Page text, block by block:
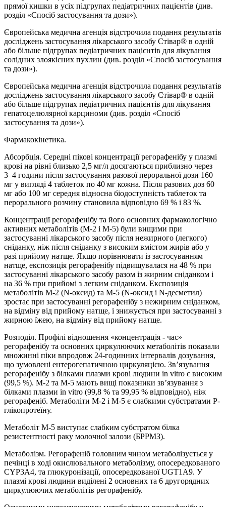
прямої кишки в усіх підгрупах педіатричних пацієнтів (див.
розділ «Спосіб застосування та дози»).
Європейська медична агенція відстрочила подання результатів
досліджень застосування лікарського засобу Стівар® в одній
або більше підгрупах педіатричних пацієнтів для лікування
солідних злоякісних пухлин (див. розділ «Спосіб застосування
та дози»).
Європейська медична агенція відстрочила подання результатів
досліджень застосування лікарського засобу Стівар® в одній
або більше підгрупах педіатричних пацієнтів для лікування
гепатоцелюлярної карциноми (див. розділ «Спосіб
застосування та дози»).
Фармакокінетика.
Абсорбція. Середні пікові концентрації регорафенібу у плазмі
крові на рівні близько 2,5 мг/л досягаються приблизно через
3–4 години після застосування разової пероральної дози 160
мг у вигляді 4 таблеток по 40 мг кожна. Після разових доз 60
мг або 100 мг середня відносна біодоступність таблеток та
перорального розчину становила відповідно 69 % і 83 %.
Концентрації регорафенібу та його основних фармакологічно
активних метаболітів (М-2 і М-5) були вищими при
застосуванні лікарського засобу після нежирного (легкого)
сніданку, ніж після сніданку з високим вмістом жирів або у
разі прийому натще. Якщо порівнювати із застосуванням
натще, експозиція регорафенібу підвищувалася на 48 % при
застосуванні лікарського засобу разом із жирним сніданком і
на 36 % при прийомі з легким сніданком. Експозиція
метаболітів М-2 (N-оксид) та М-5 (N-оксид і N-десметил)
зростає при застосуванні регорафенібу з нежирним сніданком,
на відміну від прийому натще, і знижується при застосуванні з
жирною їжею, на відміну від прийому натще.
Розподіл. Профілі відношення «концентрація - час»
регорафенібу та основних циркулюючих метаболітів показали
множинні піки впродовж 24-годинних інтервалів дозування,
що зумовлені ентерогепатичною циркуляцією. Зв’язування
регорафенібу з білками плазми крові людини in vitro є високим
(99,5 %). М-2 та М-5 мають вищі показники зв’язування з
білками плазми in vitro (99,8 % та 99,95 % відповідно), ніж
регорафеніб. Метаболіти М-2 і М-5 є слабкими субстратами Р-
глікопротеїну.
Метаболіт М-5 виступає слабким субстратом білка
резистентності раку молочної залози (БРРМЗ).
Метаболізм. Регорафеніб головним чином метаболізується у
печінці в ході окислювального метаболізму, опосередкованого
CYP3A4, та глюкуронізації, опосередкованої UGT1A9. У
плазмі крові людини виділені 2 основних та 6 другорядних
циркулюючих метаболітів регорафенібу.